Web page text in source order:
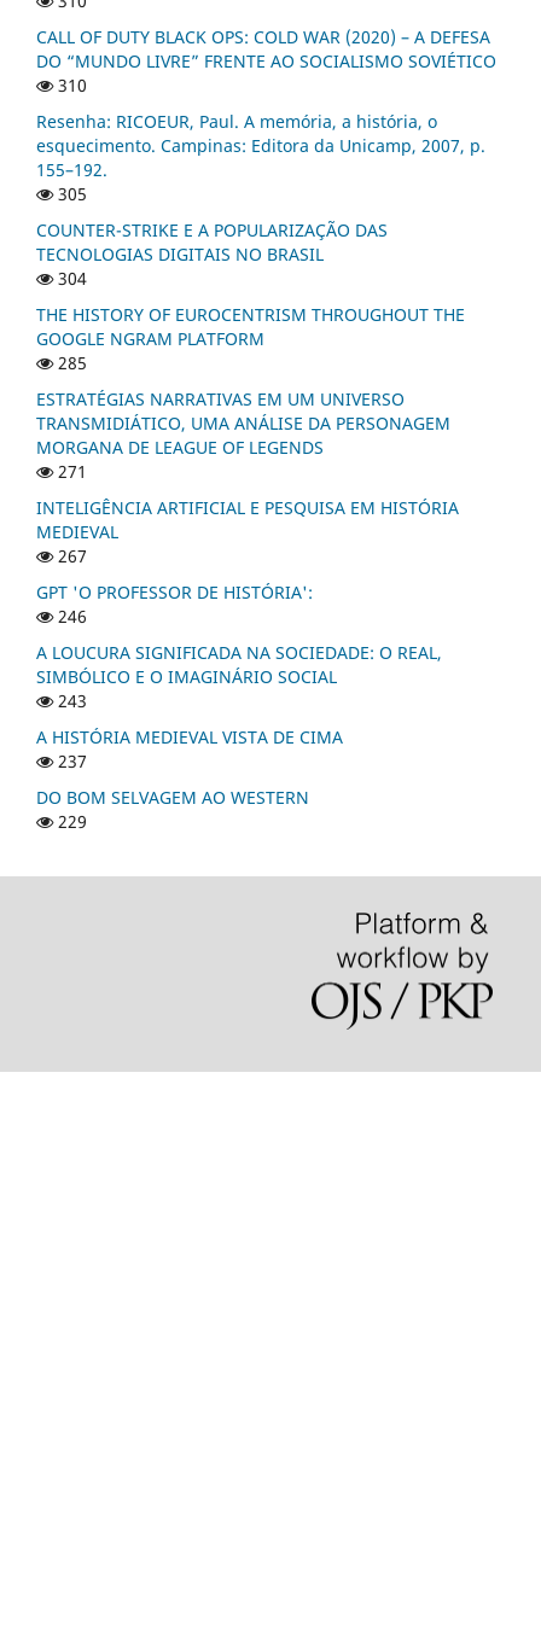
CALL OF DUTY BLACK OPS: COLD WAR (2020) – A DEFESA
DO “MUNDO LIVRE” FRENTE AO SOCIALISMO SOVIÉTICO
310
Resenha: RICOEUR, Paul. A memória, a história, o
esquecimento. Campinas: Editora da Unicamp, 2007, p.
155–192.
305
COUNTER-STRIKE E A POPULARIZAÇÃO DAS
TECNOLOGIAS DIGITAIS NO BRASIL
304
THE HISTORY OF EUROCENTRISM THROUGHOUT THE
GOOGLE NGRAM PLATFORM
285
ESTRATÉGIAS NARRATIVAS EM UM UNIVERSO
TRANSMIDIÁTICO, UMA ANÁLISE DA PERSONAGEM
MORGANA DE LEAGUE OF LEGENDS
271
INTELIGÊNCIA ARTIFICIAL E PESQUISA EM HISTÓRIA
MEDIEVAL
267
GPT 'O PROFESSOR DE HISTÓRIA':
246
A LOUCURA SIGNIFICADA NA SOCIEDADE: O REAL,
SIMBÓLICO E O IMAGINÁRIO SOCIAL
243
A HISTÓRIA MEDIEVAL VISTA DE CIMA
237
DO BOM SELVAGEM AO WESTERN
229